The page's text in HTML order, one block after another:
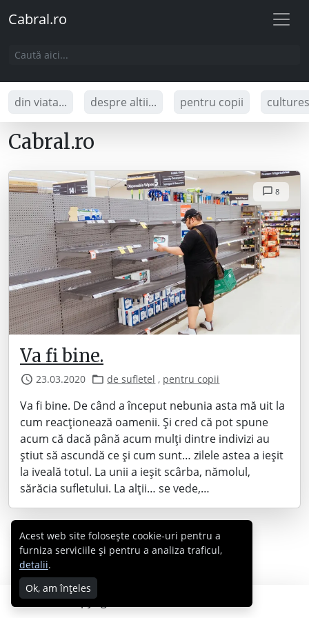
Cabral.ro
din viata... despre altii... pentru copii
Cabral.ro
8
Va fi bine.
23.03.2020 de sufletel , pentru copii
Va fi bine. De când a început nebunia asta mă uit la
cum reacționează oamenii. Și cred că pot spune
acum că dacă până acum mulți dintre indivizi au
știut să ascundă ce și cum sunt… zilele astea a ieșit
la iveală totul. La unii a ieșit scârba, nămolul,
sărăcia sufletului. La alții… se vede,…
Copyright © 2007 - 2026 Cabral.ro
Acest web site folosește cookie-uri pentru a
furniza serviciile și pentru a analiza traficul,
detalii.
Ok, am înțeles